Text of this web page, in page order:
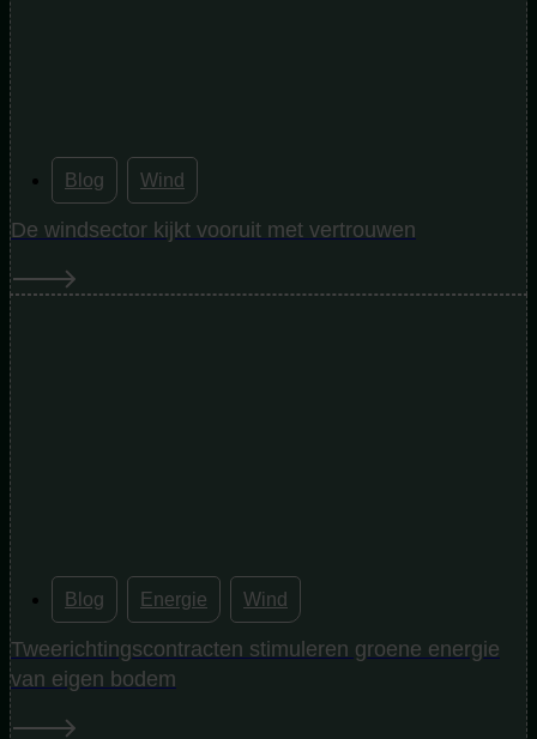
Blog Wind
De windsector kijkt vooruit met vertrouwen
Blog Energie Wind
Tweerichtingscontracten stimuleren groene energie
van eigen bodem